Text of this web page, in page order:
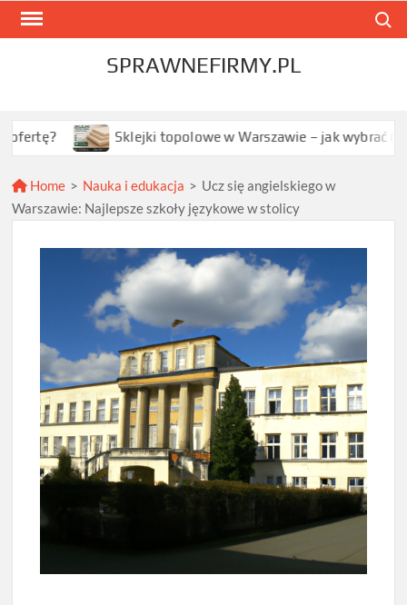
Skip
SPRAWNEFIRMY.PL
Sklejki topolowe w Warszawie – jak wybrać najlepszą
Home > Nauka i edukacja > Ucz się angielskiego w
Warszawie: Najlepsze szkoły językowe w stolicy